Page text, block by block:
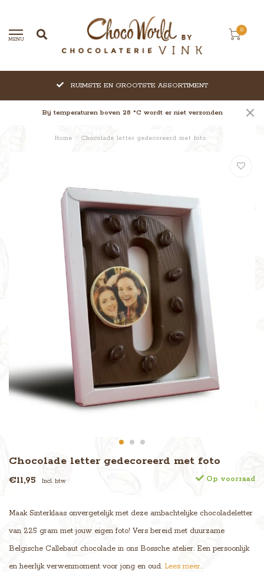
MENU
0
RUIMSTE EN GROOTSTE ASSORTIMENT
Bij temperaturen boven 28 °C wordt er niet verzonden
Home / Chocolade letter gedecoreerd met foto
Chocolade letter gedecoreerd met foto
€11,95 Incl. btw Op voorraad
Maak Sinterklaas onvergetelijk met deze ambachtelijke chocoladeletter
van 225 gram met jouw eigen foto! Vers bereid met duurzame
Belgische Callebaut chocolade in ons Bossche atelier. Een persoonlijk
en heerlijk verwenmoment voor jong en oud. Lees meer..